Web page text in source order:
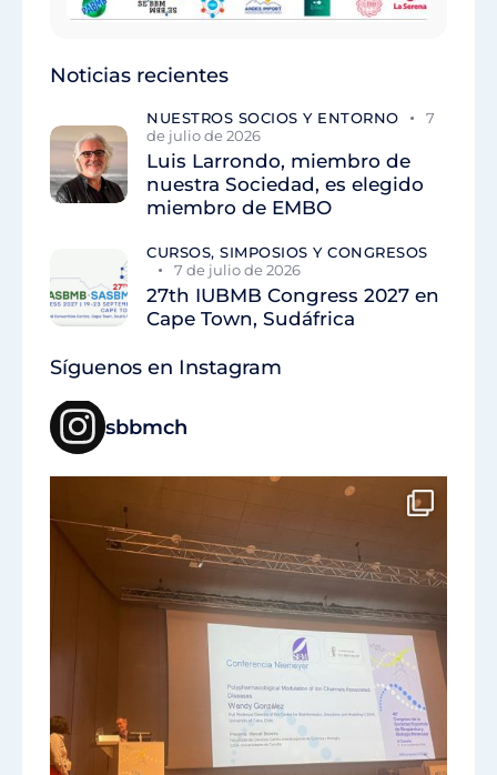
Noticias recientes
NUESTROS SOCIOS Y ENTORNO
7
de julio de 2026
Luis Larrondo, miembro de
nuestra Sociedad, es elegido
miembro de EMBO
CURSOS, SIMPOSIOS Y CONGRESOS
7 de julio de 2026
27th IUBMB Congress 2027 en
Cape Town, Sudáfrica
Síguenos en Instagram
sbbmch